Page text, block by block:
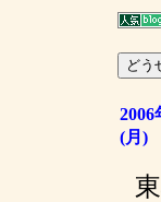
2006
(月)